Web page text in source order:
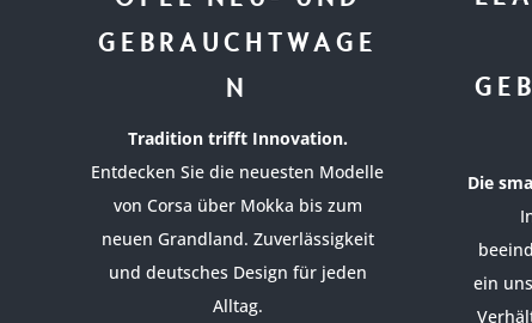
GEBRAUCHTWAGE
N
Tradition trifft Innovation.
Entdecken Sie die neuesten Modelle
von Corsa über Mokka bis zum
neuen Grandland. Zuverlässigkeit
und deutsches Design für jeden
Alltag.
Die
ein